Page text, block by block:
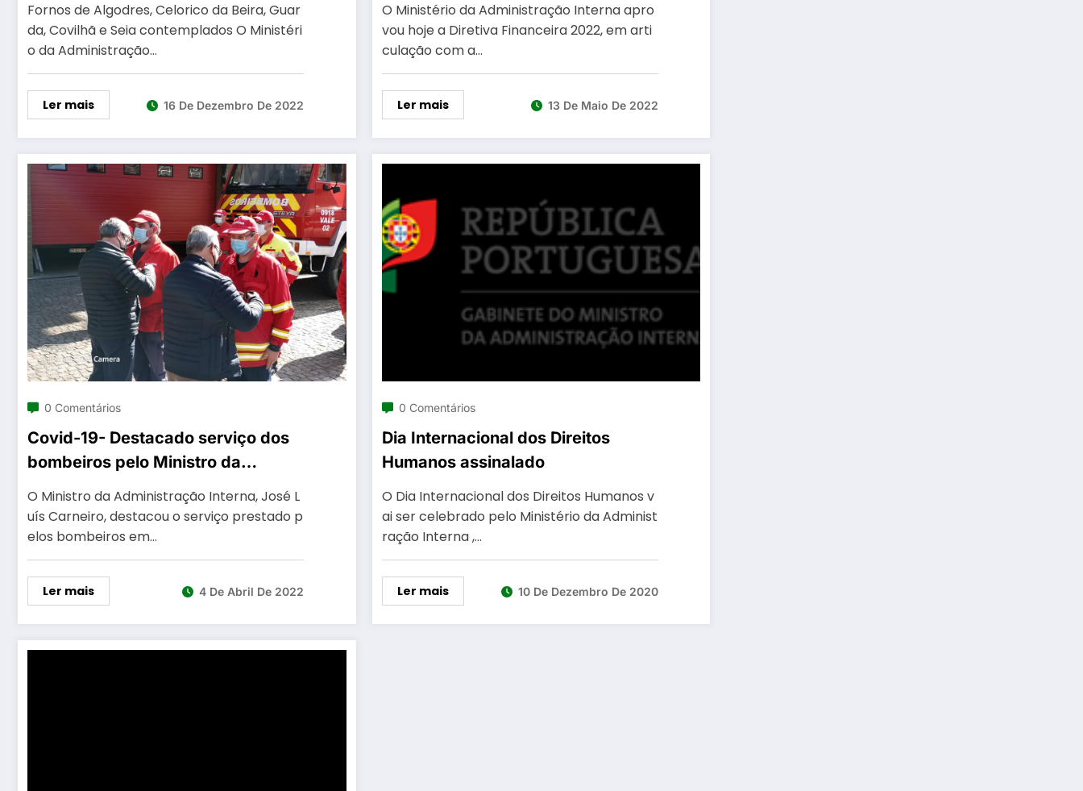
Fornos de Algodres, Celorico da Beira, Guar
da, Covilhã e Seia contemplados O Ministéri
o da Administração…
Ler mais 16 De Dezembro De 2022
O Ministério da Administração Interna apro
vou hoje a Diretiva Financeira 2022, em arti
culação com a…
Ler mais 13 De Maio De 2022
0 Comentários
Covid-19- Destacado serviço dos
bombeiros pelo Ministro da
Administração Interna, José Luís
Carneiro
O Ministro da Administração Interna, José L
uís Carneiro, destacou o serviço prestado p
elos bombeiros em…
Ler mais 4 De Abril De 2022
0 Comentários
Dia Internacional dos Direitos
Humanos assinalado
O Dia Internacional dos Direitos Humanos v
ai ser celebrado pelo Ministério da Administ
ração Interna ,…
Ler mais 10 De Dezembro De 2020